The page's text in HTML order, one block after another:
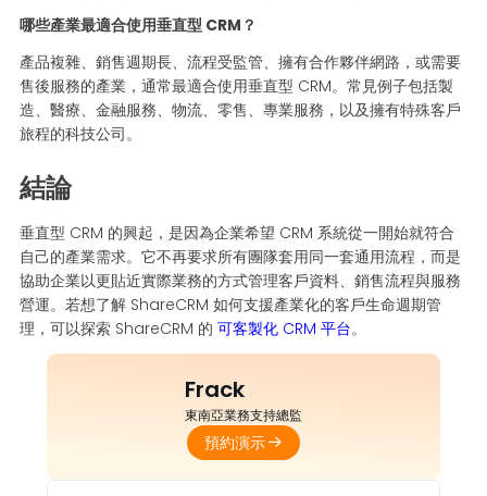
哪些產業最適合使用垂直型 CRM？
產品複雜、銷售週期長、流程受監管、擁有合作夥伴網路，或需要
售後服務的產業，通常最適合使用垂直型 CRM。常見例子包括製
造、醫療、金融服務、物流、零售、專業服務，以及擁有特殊客戶
旅程的科技公司。
結論
垂直型 CRM 的興起，是因為企業希望 CRM 系統從一開始就符合
自己的產業需求。它不再要求所有團隊套用同一套通用流程，而是
協助企業以更貼近實際業務的方式管理客戶資料、銷售流程與服務
營運。若想了解 ShareCRM 如何支援產業化的客戶生命週期管
理，可以探索 ShareCRM 的 可客製化 CRM 平台。
Frack
東南亞業務支持總監
預約演示